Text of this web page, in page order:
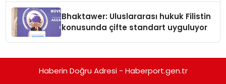
Bhaktawer: Uluslararası hukuk Filistin
konusunda çifte standart uyguluyor
Haberin Doğru Adresi - Haberport.gen.tr